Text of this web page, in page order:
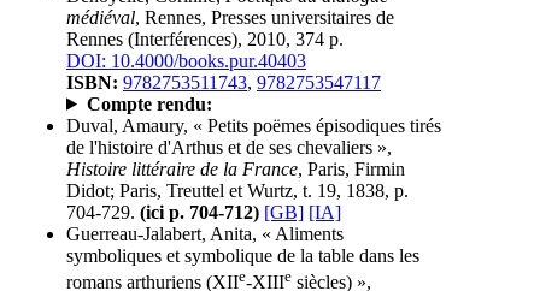
médiéval, Rennes, Presses universitaires de
Rennes (Interférences), 2010, 374 p.
DOI: 10.4000/books.pur.40403
ISBN: 9782753511743, 9782753547117
Compte rendu:
Duval, Amaury, « Petits poëmes épisodiques tirés
de l'histoire d'Arthus et de ses chevaliers »,
Histoire littéraire de la France, Paris, Firmin
Didot; Paris, Treuttel et Wurtz, t. 19, 1838, p.
704-729. (ici p. 704-712) [GB] [IA]
Guerreau-Jalabert, Anita, « Aliments
symboliques et symbolique de la table dans les
romans arthuriens (XIIe-XIIIe siècles) »,